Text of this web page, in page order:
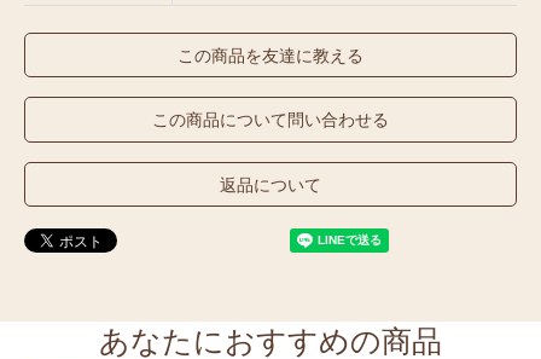
この商品を友達に教える
この商品について問い合わせる
返品について
あなたにおすすめの商品